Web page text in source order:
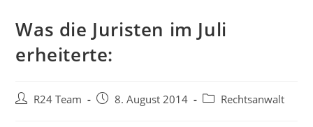
Was die Juristen im Juli
erheiterte:
Beitrags-
R24 Team
Beitrag8. August 2014
Beitrags-
Rechtsanwalt